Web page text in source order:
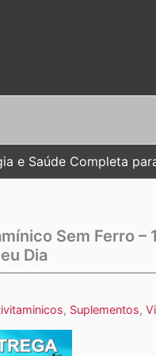
e Saúde Completa
Sem Ferro –
Dia
, Suplementos,